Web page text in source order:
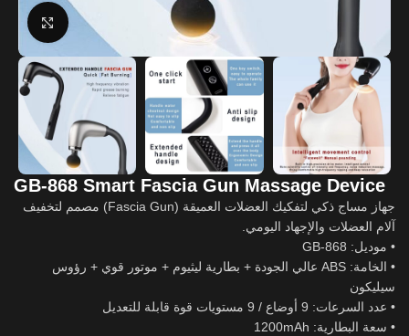
Click to enlarge
GB-868 Smart Fascia Gun Massage Device
جهاز مساج ذكي لتفكيك العضلات العميقة (Fascia Gun) مصمم لتخفيف
آلام العضلات والإجهاد اليومي.
• موديل: GB-868
• الخامة: ABS عالي الجودة + بطارية ليثيوم + موتور قوي + رؤوس
سيليكون
• عدد السرعات: 9 أوضاع / 9 مستويات قوة قابلة للتعديل
• سعة البطارية: 1200mAh